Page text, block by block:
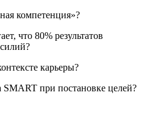
компетенция»?
что 80% результатов
карьеры?
SMART при постановке целей?